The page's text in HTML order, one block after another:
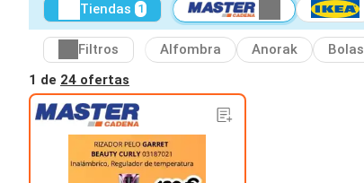
Tiendas 1
Filtros Alfombra Anorak Bolas
1 de 24 ofertas